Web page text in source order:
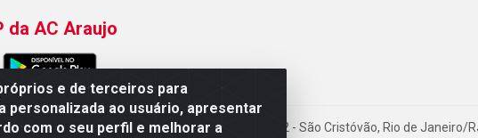
e de terceiros para
personalizada ao usuário, apresentar
com o seu perfil e melhorar a
da AC Araujo
Araujo Distribuidora - Rua Carneiro de Campos, 42 - São Cristóvão, Rio de Janeiro/